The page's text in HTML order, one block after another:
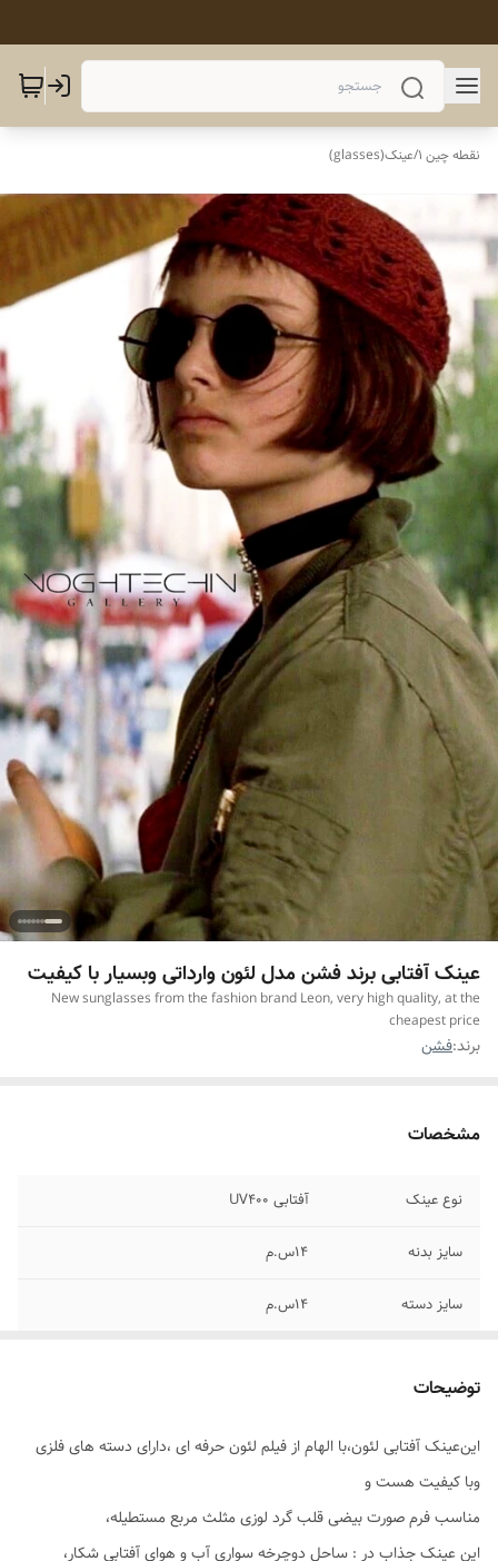
نقطه چین 1 /عینک(glasses)
عینک آفتابی برند فشن مدل لئون وارداتی وبسیار با کیفیت
New sunglasses from the fashion brand Leon, very high quality, at the
cheapest price
برند:فشن
مشخصات
نوع عینک آفتابی UV400
سایز بدنه ۱۴س.م
سایز دسته ۱۴س.م
توضیحات
این‌عینک آفتابی لئون،با الهام از فیلم لئون حرفه ای ،دارای دسته های فلزی
وبا کیفیت هست و
مناسب فرم صورت بیضی قلب گرد لوزی مثلث مربع مستطیله،
این عینک‌ جذاب در : ساحل دوچرخه سواری آب و هوای آفتابی شکار،